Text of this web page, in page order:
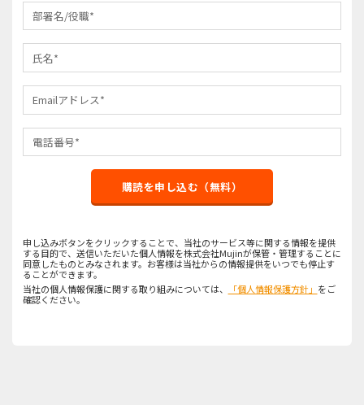
購読を申し込む（無料）
申し込みボタンをクリックすることで、当社のサービス等に関する情報を提供
する目的で、送信いただいた個人情報を株式会社Mujinが保管・管理することに
同意したものとみなされます。お客様は当社からの情報提供をいつでも停止す
ることができます。
当社の個人情報保護に関する取り組みについては、
「個人情報保護方針」 をご
確認ください。